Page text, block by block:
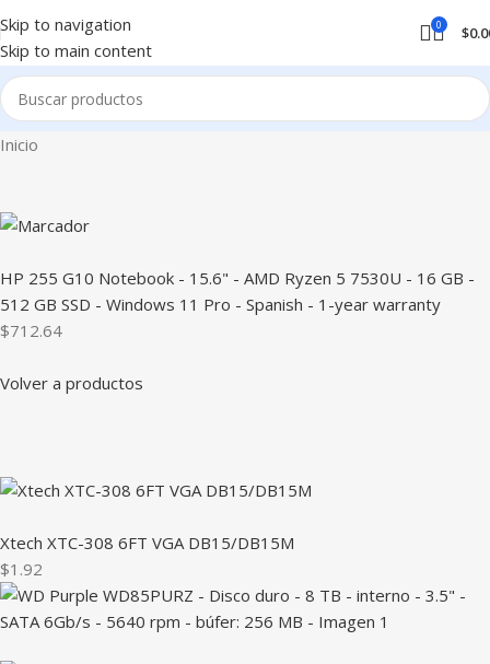
Skip to navigation
Skip to main content
0 $
Inicio
HP 255 G10 Notebook - 15.6" - AMD Ryzen 5 7530U - 16 GB -
512 GB SSD - Windows 11 Pro - Spanish - 1-year warranty
$712.64
Volver a productos
Xtech XTC-308 6FT VGA DB15/DB15M
$1.92